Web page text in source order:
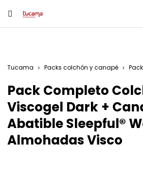
Tucama Packs colchón y canapé
Pack Completo
Viscogel Dark +
Abatible Sleepful®
Almohadas Visco